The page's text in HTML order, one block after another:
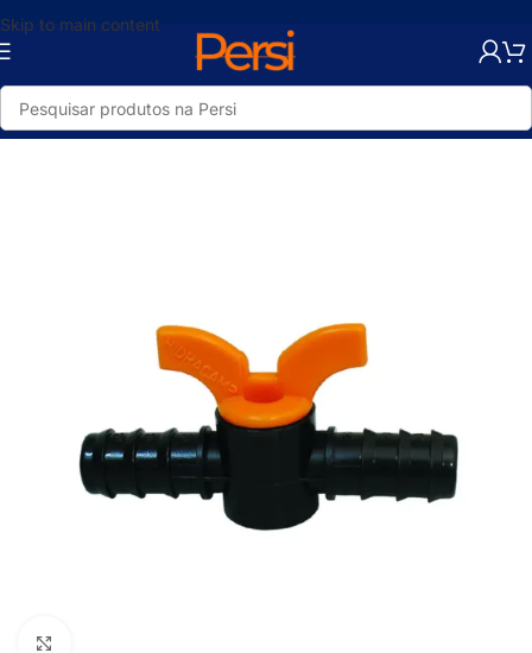
Skip to main content
Início/Loja/Hidráulica/Tratamento de Água